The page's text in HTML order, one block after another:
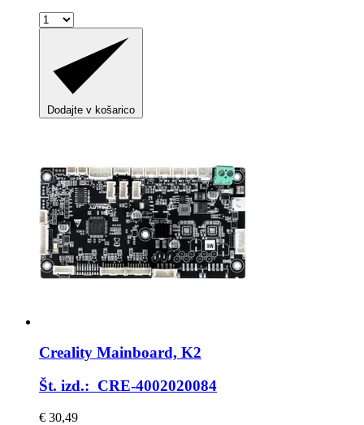
Dodajte v košarico
Creality Mainboard, K2
Št. izd.: CRE-4002020084
€ 30,49